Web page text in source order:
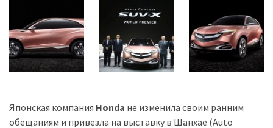
Історії
(3 678)
Тюнинг
(733)
Японская компания Honda не изменила своим ранним
обещаниям и привезла на выставку в Шанхае (Auto